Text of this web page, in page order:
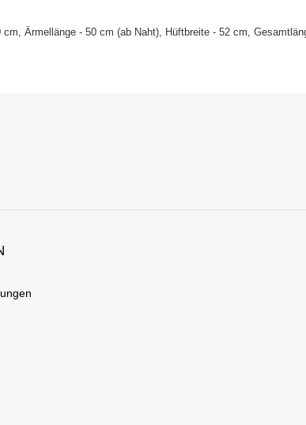
Ärmellänge - 50 cm (ab Naht), Hüftbreite - 52 cm,